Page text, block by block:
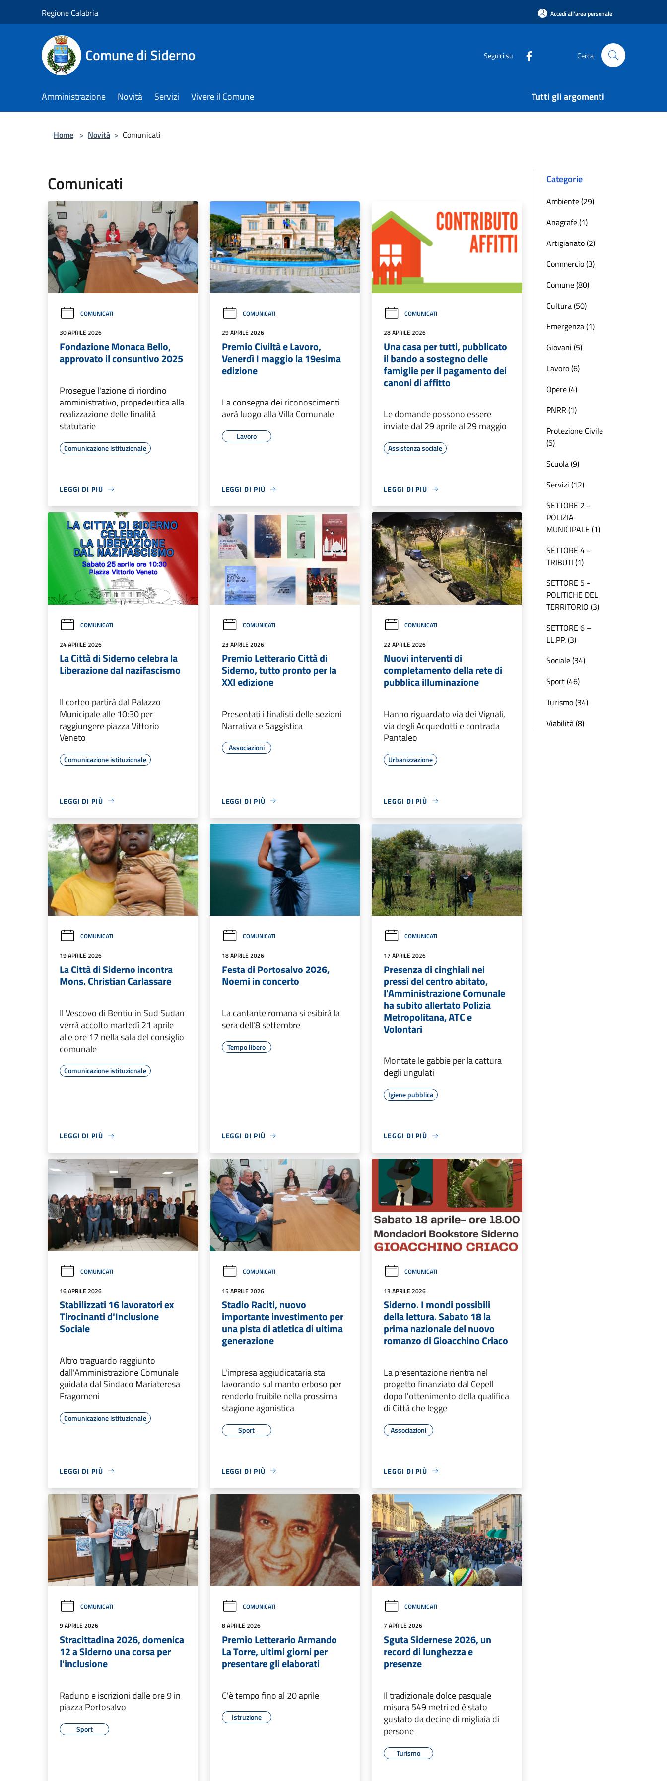
Regione Calabria Accedi all'area personale
Comune di Siderno Seguici su Cerca
Amministrazione Novità Servizi Vivere il Comune Tutti gli argomenti
Home > Novità > Comunicati
Comunicati
COMUNICATI
30 APRILE 2026
Fondazione Monaca Bello,
approvato il consuntivo 2025
Prosegue l'azione di riordino
amministrativo, propedeutica alla
realizzazione delle finalità
statutarie
Comunicazione istituzionale
LEGGI DI PIÙ
COMUNICATI
29 APRILE 2026
Premio Civiltà e Lavoro,
Venerdì I maggio la 19esima
edizione
La consegna dei riconoscimenti
avrà luogo alla Villa Comunale
Lavoro
LEGGI DI PIÙ
COMUNICATI
28 APRILE 2026
Una casa per tutti, pubblicato
il bando a sostegno delle
famiglie per il pagamento dei
canoni di affitto
Le domande possono essere
inviate dal 29 aprile al 29 maggio
Assistenza sociale
LEGGI DI PIÙ
COMUNICATI
24 APRILE 2026
La Città di Siderno celebra la
Liberazione dal nazifascismo
Il corteo partirà dal Palazzo
Municipale alle 10:30 per
raggiungere piazza Vittorio
Veneto
Comunicazione istituzionale
LEGGI DI PIÙ
COMUNICATI
23 APRILE 2026
Premio Letterario Città di
Siderno, tutto pronto per la
XXI edizione
Presentati i finalisti delle sezioni
Narrativa e Saggistica
Associazioni
LEGGI DI PIÙ
COMUNICATI
22 APRILE 2026
Nuovi interventi di
completamento della rete di
pubblica illuminazione
Hanno riguardato via dei Vignali,
via degli Acquedotti e contrada
Pantaleo
Urbanizzazione
LEGGI DI PIÙ
COMUNICATI
19 APRILE 2026
La Città di Siderno incontra
Mons. Christian Carlassare
Il Vescovo di Bentiu in Sud Sudan
verrà accolto martedì 21 aprile
alle ore 17 nella sala del consiglio
comunale
Comunicazione istituzionale
LEGGI DI PIÙ
COMUNICATI
18 APRILE 2026
Festa di Portosalvo 2026,
Noemi in concerto
La cantante romana si esibirà la
sera dell'8 settembre
Tempo libero
LEGGI DI PIÙ
COMUNICATI
17 APRILE 2026
Presenza di cinghiali nei
pressi del centro abitato,
l'Amministrazione Comunale
ha subito allertato Polizia
Metropolitana, ATC e
Volontari
Montate le gabbie per la cattura
degli ungulati
Igiene pubblica
LEGGI DI PIÙ
COMUNICATI
16 APRILE 2026
Stabilizzati 16 lavoratori ex
Tirocinanti d'Inclusione
Sociale
Altro traguardo raggiunto
dall'Amministrazione Comunale
guidata dal Sindaco Mariateresa
Fragomeni
Comunicazione istituzionale
LEGGI DI PIÙ
COMUNICATI
15 APRILE 2026
Stadio Raciti, nuovo
importante investimento per
una pista di atletica di ultima
generazione
L'impresa aggiudicataria sta
lavorando sul manto erboso per
renderlo fruibile nella prossima
stagione agonistica
Sport
LEGGI DI PIÙ
COMUNICATI
13 APRILE 2026
Siderno. I mondi possibili
della lettura. Sabato 18 la
prima nazionale del nuovo
romanzo di Gioacchino Criaco
La presentazione rientra nel
progetto finanziato dal Cepell
dopo l'ottenimento della qualifica
di Città che legge
Associazioni
LEGGI DI PIÙ
COMUNICATI
9 APRILE 2026
Stracittadina 2026, domenica
12 a Siderno una corsa per
l'inclusione
Raduno e iscrizioni dalle ore 9 in
piazza Portosalvo
Sport
COMUNICATI
8 APRILE 2026
Premio Letterario Armando
La Torre, ultimi giorni per
presentare gli elaborati
C'è tempo fino al 20 aprile
Istruzione
COMUNICATI
7 APRILE 2026
Sguta Sidernese 2026, un
record di lunghezza e
presenze
Il tradizionale dolce pasquale
misura 549 metri ed è stato
gustato da decine di migliaia di
persone
Turismo
Categorie
Ambiente (29)
Anagrafe (1)
Artigianato (2)
Commercio (3)
Comune (80)
Cultura (50)
Emergenza (1)
Giovani (5)
Lavoro (6)
Opere (4)
PNRR (1)
Protezione Civile
(5)
Scuola (9)
Servizi (12)
SETTORE 2 -
POLIZIA
MUNICIPALE (1)
SETTORE 4 -
TRIBUTI (1)
SETTORE 5 -
POLITICHE DEL
TERRITORIO (3)
SETTORE 6 –
LL.PP. (3)
Sociale (34)
Sport (46)
Turismo (34)
Viabilità (8)